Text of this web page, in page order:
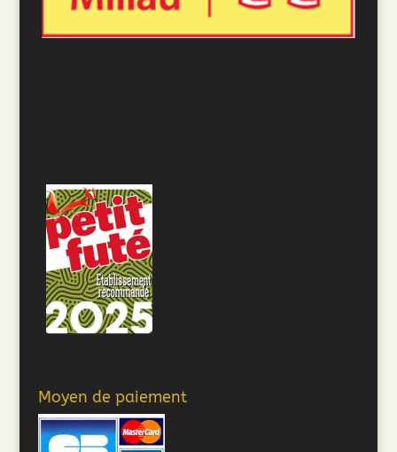
Moyen de paiement